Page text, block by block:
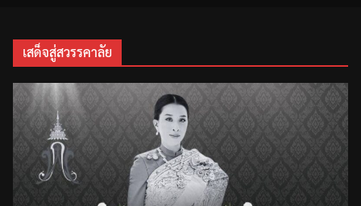
เสด็จสู่สวรรคาลัย